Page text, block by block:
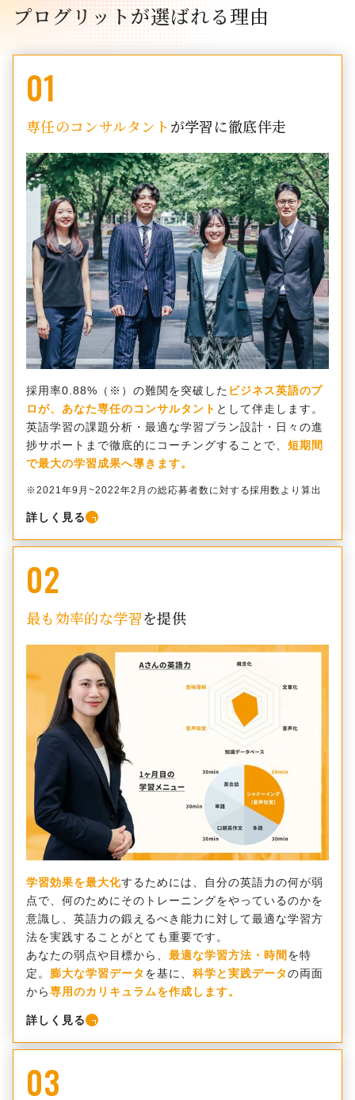
プログリットが選ばれる理由
01
専任のコンサルタントが学習に徹底伴走
採用率0.88%（※）の難関を突破した ビジネス英語のプ
ロが、あなた専任のコンサルタント として伴走します。
英語学習の課題分析・最適な学習プラン設計・日々の進
捗サポートまで徹底的にコーチングすることで、 短期間
で最大の学習成果へ導きます。
※2021年9月~2022年2月の総応募者数に対する採用数より算出
詳しく見る
02
最も効率的な学習を提供
学習効果を最大化するためには、自分の英語力の何が弱
点で、何のためにそのトレーニングをやっているのかを
意識し、英語力の鍛えるべき能力に対して最適な学習方
法を実践することがとても重要です。
あなたの弱点や目標から、 最適な学習方法・時間 を特
定。 膨大な学習データ を基に、 科学と実践データの両面
から専用のカリキュラムを作成します。
詳しく見る
03